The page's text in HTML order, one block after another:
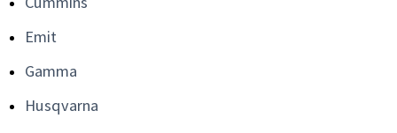
Emit
Gamma
Husqvarna